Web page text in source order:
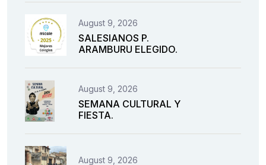
August 9, 2026
SALESIANOS P.
ARAMBURU ELEGIDO.
August 9, 2026
SEMANA CULTURAL Y
FIESTA.
August 9, 2026